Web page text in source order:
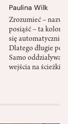
Paulina Wilk
Zrozumieć –
posiąść – ta
się automatycznie,
Dlatego długie
Samo
wejścia na ścieżki